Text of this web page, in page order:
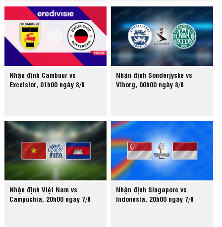
Nhận định Cambuur vs
Excelsior, 01h00 ngày 8/8
Nhận định Sonderjyske vs
Viborg, 00h00 ngày 8/8
Nhận định Việt Nam vs
Campuchia, 20h00 ngày 7/8
Nhận định Singapore vs
Indonesia, 20h00 ngày 7/8